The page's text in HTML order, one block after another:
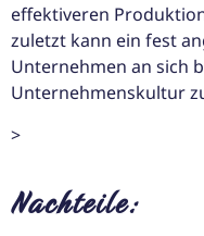
effektiveren
zuletzt kann ein fest
Unternehmen an sich
Unternehmenskultur
>
Nachteile: